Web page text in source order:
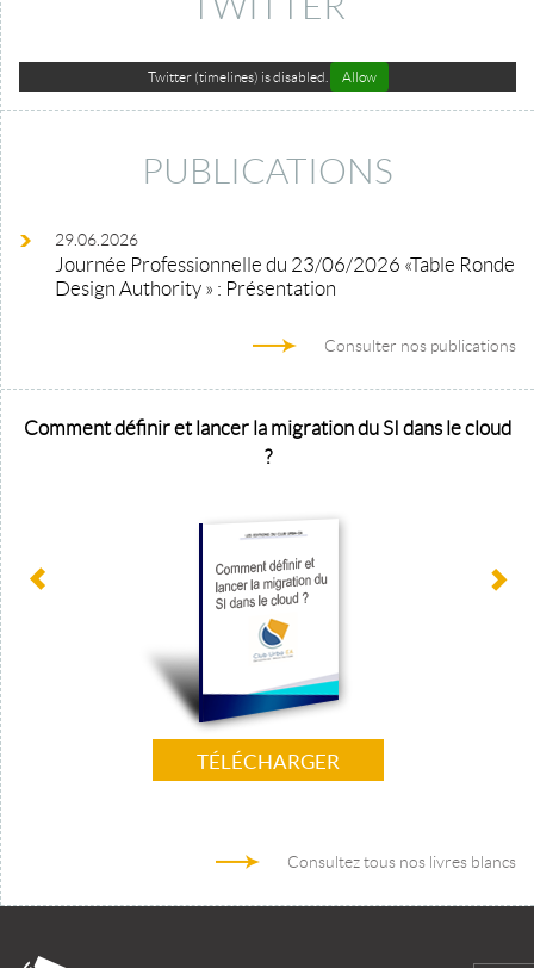
Twitter (timelines) is disabled. Allow
PUBLICATIONS
29.06.2026
Journée Professionnelle du 23/06/2026 «Table Ronde
Design Authority » : Présentation
Consulter nos publications
Comment définir et lancer la migration du SI dans le cloud
?
TÉLÉCHARGER
Consultez tous nos livres blancs